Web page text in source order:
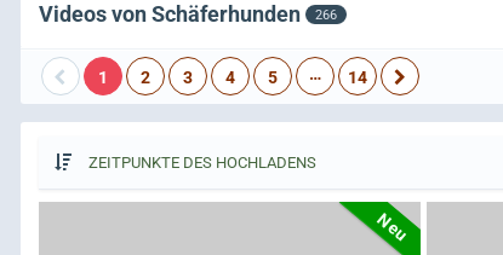
Videos von Schäferhunden 266
1 2 3 4 5 … 14
ZEITPUNKTE DES HOCHLADENS
Neu